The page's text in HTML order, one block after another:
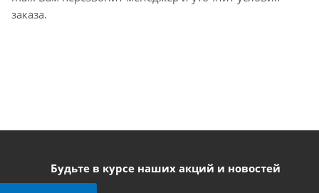
заказа.
Будьте в курсе наших акций и новостей